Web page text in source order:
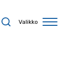
Valikko